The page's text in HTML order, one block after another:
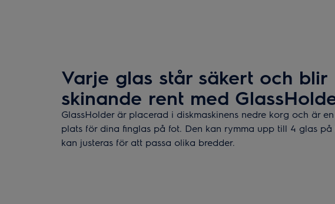
Varje glas står säkert och blir
skinande rent med
GlassHolder är placerad i diskmaskinens nedre korg och är
plats för dina finglas på fot. Den kan rymma upp till 4 glas på
kan justeras för att passa olika bredder.